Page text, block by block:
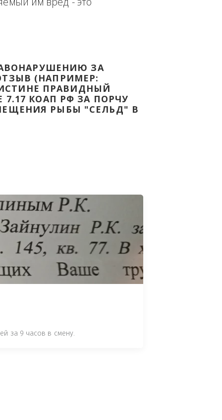
доказательством с целью -
Законодательства Российской
ПРАВОНАРУШЕНИЮ ЗА
ВАШ ОТЗЫВ (НАПРИМЕР:
ВОИСТИНЕ ПРАВИДНЫЙ
7.17 КОАП РФ ЗА ПОРЧУ
ПОМЕЩЕНИЯ РЫБЫ "СЕЛЬД" В